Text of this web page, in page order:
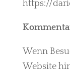
https://
Wenn
Website